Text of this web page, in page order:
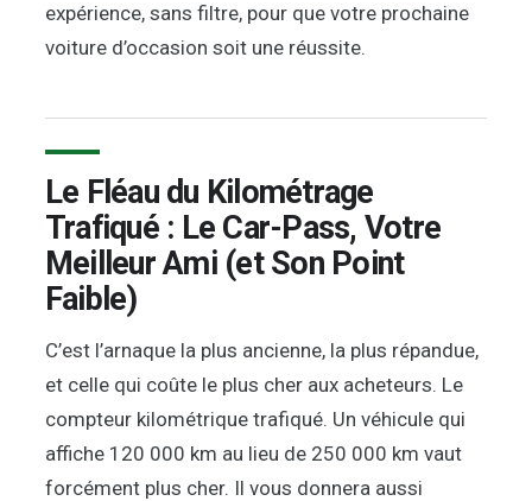
expérience, sans filtre, pour que votre prochaine
voiture d’occasion soit une réussite.
Le Fléau du Kilométrage
Trafiqué : Le Car-Pass, Votre
Meilleur Ami (et Son Point
Faible)
C’est l’arnaque la plus ancienne, la plus répandue,
et celle qui coûte le plus cher aux acheteurs. Le
compteur kilométrique trafiqué. Un véhicule qui
affiche 120 000 km au lieu de 250 000 km vaut
forcément plus cher. Il vous donnera aussi